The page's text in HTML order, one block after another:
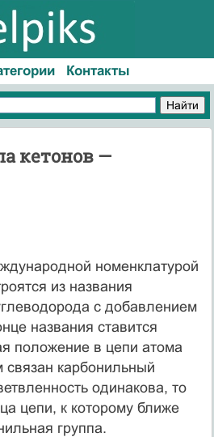
Контакты
кетонов —
номенклатурой
из названия
с добавлением
названия ставится
положение в цепи атома
связан карбонильный
одинакова, то
цепи, к которому ближе
группа.